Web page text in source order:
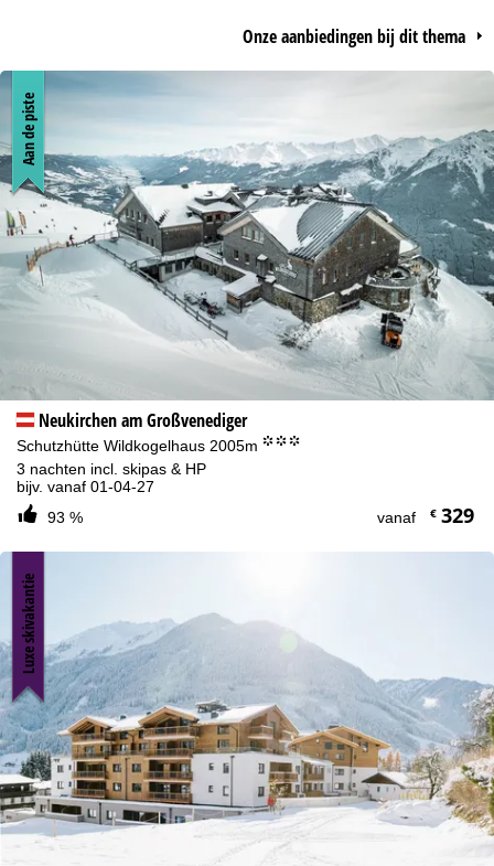
Cookie-informatie
Om onze website te optimaliseren, gebruiken we cookies om
gebruiksinformatie te verzamelen, die wij, TravelTrex GmbH, ook
delen met onze partners. Gebruiksprofielen worden aangemaakt
op basis van uw activiteiten met behulp van eindapparaat- en
browserinformatie. Deze gebruiksprofielen worden gebruikt voor
i
n
a
Onze aanbiedingen bij dit thema
Neukirchen am Großvenediger
Schutzhütte Wildkogelhaus 2005m °°°
3 nachten incl. skipas & HP
bijv. vanaf 01-04-27
93 %
vanaf €329
Aan de piste
Luxe skivakantie